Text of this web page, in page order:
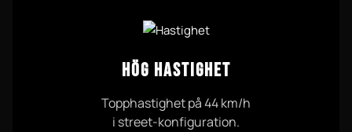
HÖG HASTIGHET
Topphastighet på 44 km/h
i street-konfiguration.